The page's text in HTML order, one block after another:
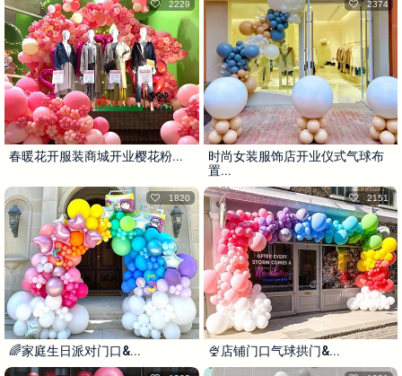
春暖花开服装商城开业樱花粉...
2229
时尚女装服饰店开业仪式气球布
置...
2374
🌈家庭生日派对门口&...
1820
🍨店铺门口气球拱门&...
2151